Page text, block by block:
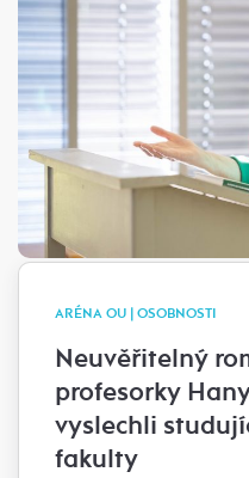
ARÉNA OU | OSOBNOSTI
Neuvěřitelný
profesorky
vyslechli
fakulty